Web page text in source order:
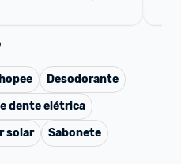
Desodorante
dente elétrica
solar Sabonete